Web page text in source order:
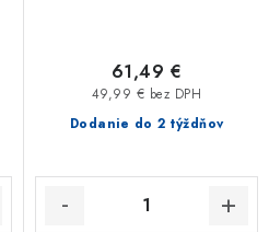
Dodanie do 2 týždňov
49,99 € bez DPH
61,49 €